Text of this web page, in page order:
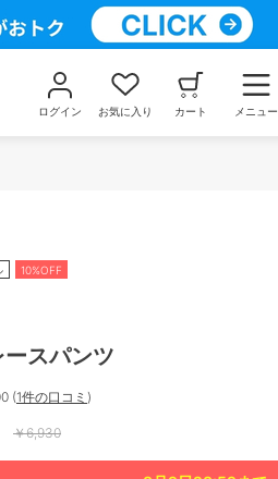
ログイン お気に入り カート メニュー
10%OFF
スパンツ
(1件の口コミ )
￥6,930